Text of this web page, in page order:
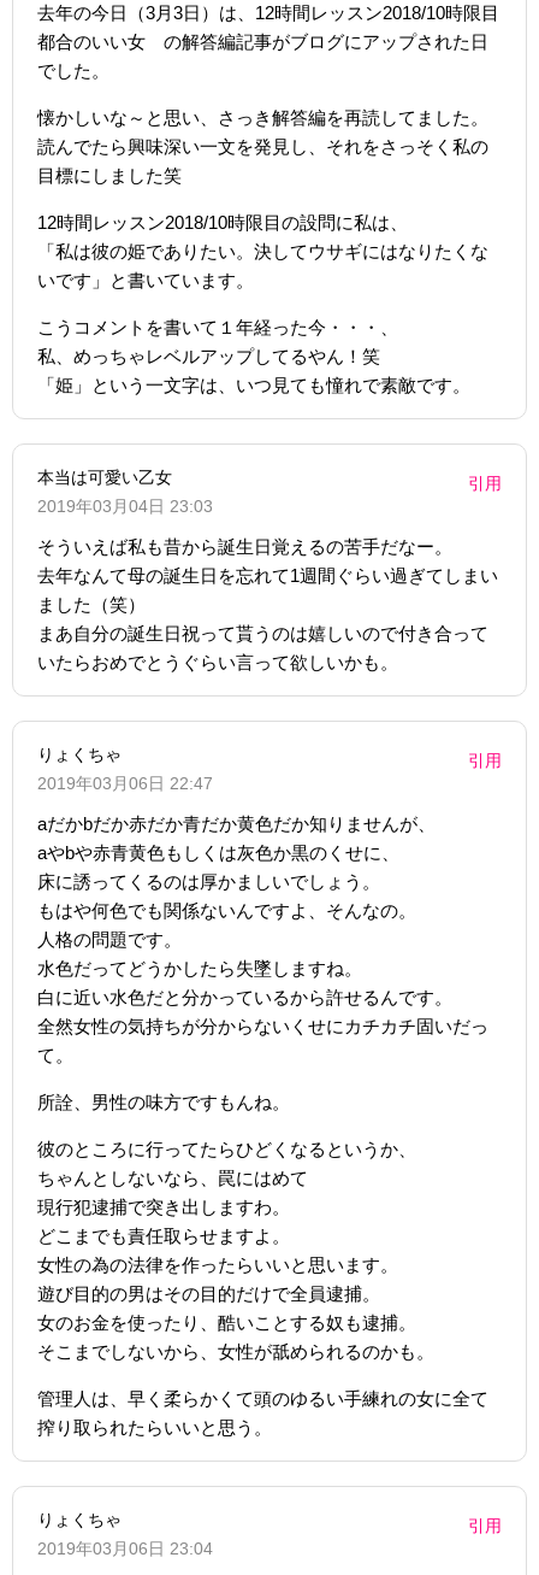
去年の今日（3月3日）は、12時間レッスン2018/10時限目
都合のいい女 の解答編記事がブログにアップされた日
でした。
懐かしいな～と思い、さっき解答編を再読してました。
読んでたら興味深い一文を発見し、それをさっそく私の
目標にしました笑
12時間レッスン2018/10時限目の設問に私は、
「私は彼の姫でありたい。決してウサギにはなりたくな
いです」と書いています。
こうコメントを書いて１年経った今・・・、
私、めっちゃレベルアップしてるやん！笑
「姫」という一文字は、いつ見ても憧れで素敵です。
本当は可愛い乙女
2019年03月04日 23:03
引用
そういえば私も昔から誕生日覚えるの苦手だなー。
去年なんて母の誕生日を忘れて1週間ぐらい過ぎてしまい
ました（笑）
まあ自分の誕生日祝って貰うのは嬉しいので付き合って
いたらおめでとうぐらい言って欲しいかも。
りょくちゃ
2019年03月06日 22:47
引用
aだかbだか赤だか青だか黄色だか知りませんが、
aやbや赤青黄色もしくは灰色か黒のくせに、
床に誘ってくるのは厚かましいでしょう。
もはや何色でも関係ないんですよ、そんなの。
人格の問題です。
水色だってどうかしたら失墜しますね。
白に近い水色だと分かっているから許せるんです。
全然女性の気持ちが分からないくせにカチカチ固いだっ
て。
所詮、男性の味方ですもんね。
彼のところに行ってたらひどくなるというか、
ちゃんとしないなら、罠にはめて
現行犯逮捕で突き出しますわ。
どこまでも責任取らせますよ。
女性の為の法律を作ったらいいと思います。
遊び目的の男はその目的だけで全員逮捕。
女のお金を使ったり、酷いことする奴も逮捕。
そこまでしないから、女性が舐められるのかも。
管理人は、早く柔らかくて頭のゆるい手練れの女に全て
搾り取られたらいいと思う。
りょくちゃ
2019年03月06日 23:04
引用